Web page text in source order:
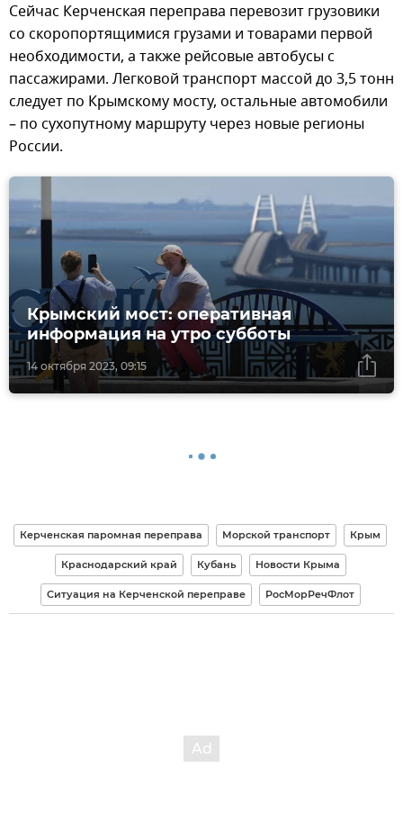
Сейчас Керченская переправа перевозит грузовики
со скоропортящимися грузами и товарами первой
необходимости, а также рейсовые автобусы с
пассажирами. Легковой транспорт массой до 3,5 тонн
следует по Крымскому мосту, остальные автомобили
– по сухопутному маршруту через новые регионы
России.
14 октября 2023, 09:15
Крымский мост: оперативная
информация на утро субботы
Керченская паромная переправа Морской транспорт Крым
Краснодарский край Кубань Новости Крыма
Ситуация на Керченской переправе РосМорРечФлот